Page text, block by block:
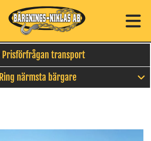
Prisförfrågan transport
Ring närmsta bärgare